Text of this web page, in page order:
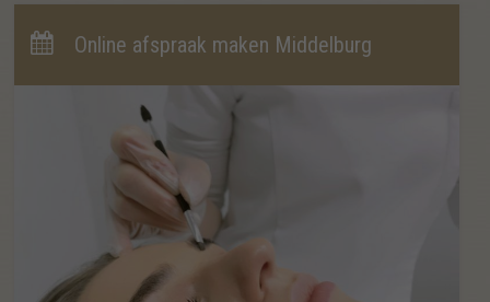
Online afspraak maken Middelburg